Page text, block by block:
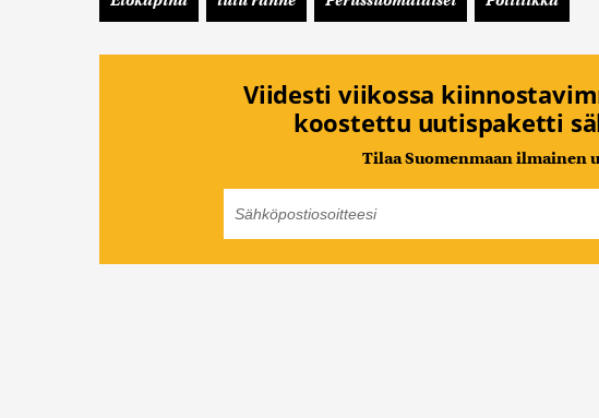
Viidesti viikossa
koostettu uutispaketti
Tilaa Suomenmaan ilmainen